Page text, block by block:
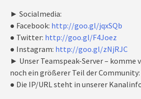
► Socialmedia:
● Facebook: http://goo.gl/jqxSQb
● Twitter: http://goo.gl/F4Joez
● Instagram: http://goo.gl/zNjRJC
► Unser Teamspeak-Server – komme
noch ein größerer Teil der Community:
● Die IP/URL steht in unserer